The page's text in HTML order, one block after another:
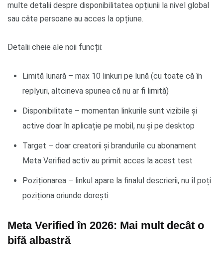
multe detalii despre disponibilitatea opțiunii la nivel global
sau câte persoane au acces la opțiune.
Detalii cheie ale noii funcții:
Limită lunară – max 10 linkuri pe lună (cu toate că în
replyuri, altcineva spunea că nu ar fi limită)
Disponibilitate – momentan linkurile sunt vizibile și
active doar în aplicație pe mobil, nu și pe desktop
Target – doar creatorii și brandurile cu abonament
Meta Verified activ au primit acces la acest test
Poziționarea – linkul apare la finalul descrierii, nu îl poți
poziționa oriunde dorești
Meta Verified în 2026: Mai mult decât o
bifă albastră